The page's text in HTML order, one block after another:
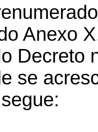
Anexo
Decreto
se